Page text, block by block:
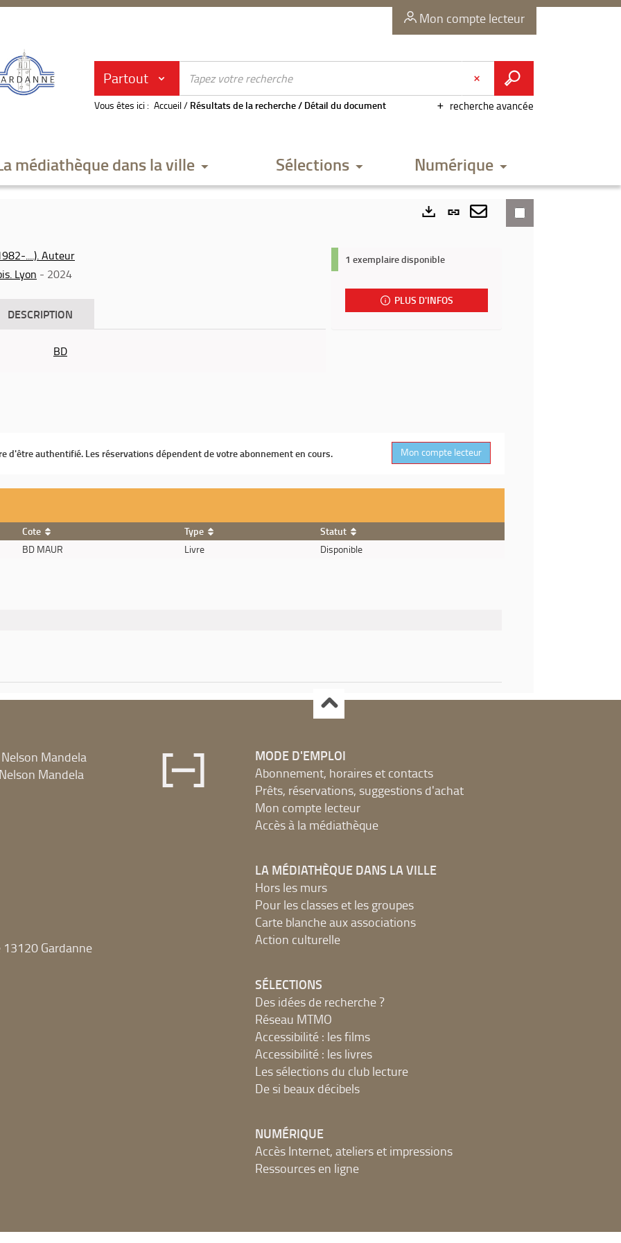
Mon compte lecteur
Partout
recherche avancée
Vous êtes ici : Accueil/ Résultats de la recherche/ Détail du document
médiathèque dans la ville Sélections Numérique
....). Auteur
Lyon - 2024
DESCRIPTION
BD
Lien
permanent
fenêtre)
Envoyer
mail
1 exemplaire disponible
PLUS D'INFOS
d'être authentifié. Les réservations dépendent de votre abonnement en cours. Mon compte lecteur
Cote Type
Statut
BD MAUR Livre Disponible
Mandela
Mandela
Gardanne
MODE D'EMPLOI
Abonnement, horaires et contacts
Prêts, réservations, suggestions d'achat
Mon compte lecteur
Accès à la médiathèque
LA MÉDIATHÈQUE DANS LA VILLE
Hors les murs
Pour les classes et les groupes
Carte blanche aux associations
Action culturelle
SÉLECTIONS
Des idées de recherche ?
Réseau MTMO
Accessibilité : les films
Accessibilité : les livres
Les sélections du club lecture
De si beaux décibels
NUMÉRIQUE
Accès Internet, ateliers et impressions
Ressources en ligne